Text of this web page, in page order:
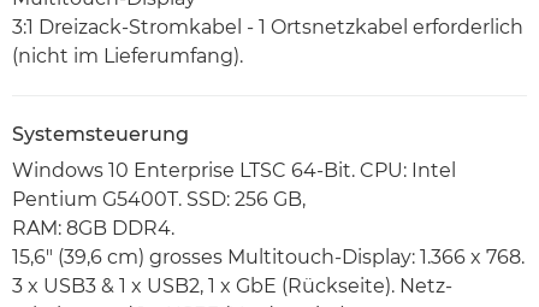
3:1 Dreizack-Stromkabel - 1 Ortsnetzkabel erforderlich
(nicht im Lieferumfang).
Systemsteuerung
Windows 10 Enterprise LTSC 64-Bit. CPU: Intel
Pentium G5400T. SSD: 256 GB,
RAM: 8GB DDR4.
15,6" (39,6 cm) grosses Multitouch-Display: 1.366 x 768.
3 x USB3 & 1 x USB2, 1 x GbE (Rückseite). Netz-